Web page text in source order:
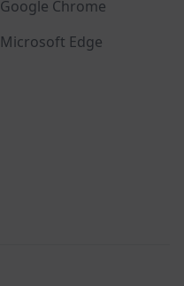
Google Chrome
Microsoft Edge